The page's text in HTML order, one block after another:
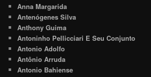
Anna Margarida
Antenógenes Silva
Anthony Guima
Antoninho Pellicciari E Seu Conjunto
Antonio Adolfo
Antônio Arruda
Antonio Bahiense